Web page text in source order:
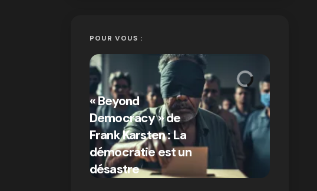
POUR VOUS :
« Beyond
Democracy » de
Frank Karsten : La
démocratie est un
désastre
on 03/10/2024